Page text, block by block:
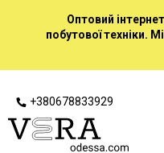
Оптовий
побутової техніки.
+380678833929